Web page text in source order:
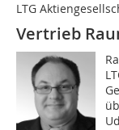
LTG
Vertrieb